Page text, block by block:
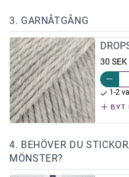
3. GARNÅTGÅNG
30 SEK
1-2
BYT
4. BEHÖVER DU
MÖNSTER?